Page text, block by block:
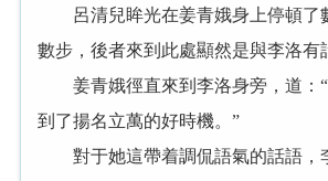
呂清兒眸光在姜青娥身上停頓了
數步，後者來到此處顯然是與李洛有
姜青娥徑直來到李洛身旁，道：“
到了揚名立萬的好時機。”
對于她這帶着調侃語氣的話語，